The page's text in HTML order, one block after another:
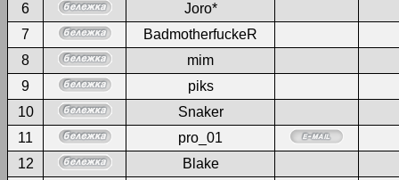
6
Joro*
7
BadmotherfuckeR
8
mim
9
piks
10
Snaker
11
pro_01
12
Blake